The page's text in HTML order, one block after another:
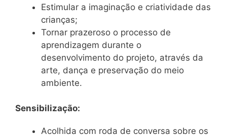
Estimular a imaginação e criatividade das
crianças;
Tornar prazeroso o processo de
aprendizagem durante o
desenvolvimento do projeto, através da
arte, dança e preservação do meio
ambiente.
Sensibilização:
Acolhida com roda de conversa sobre os